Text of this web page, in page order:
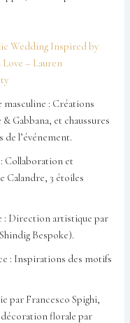
Wedding Inspired by
– Lauren
masculine : Créations
Gabbana, et chaussures
l’événement.
Collaboration et
Calandre, 3 étoiles
: Direction artistique par
Bespoke).
: Inspirations des motifs
par Francesco Spighi,
florale par